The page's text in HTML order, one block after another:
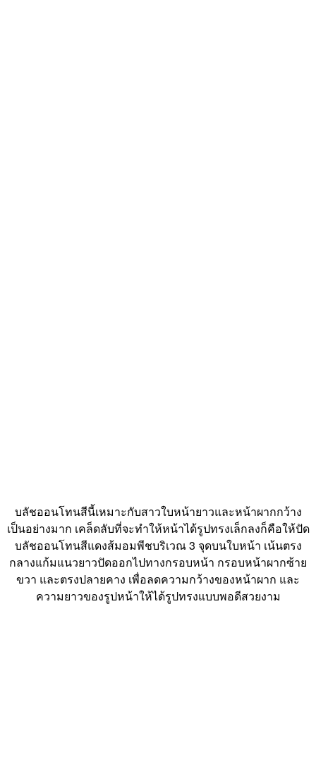
บลัชออนโทนสีนี้เหมาะกับสาวใบหน้ายาวและหน้าผากกว้าง
เป็นอย่างมาก เคล็ดลับที่จะทำให้หน้าได้รูปทรงเล็กลงก็คือให้ปัด
บลัชออนโทนสีแดงส้มอมพีชบริเวณ 3 จุดบนใบหน้า เน้นตรง
กลางแก้มแนวยาวปัดออกไปทางกรอบหน้า กรอบหน้าผากซ้าย
ขวา และตรงปลายคาง เพื่อลดความกว้างของหน้าผาก และ
ความยาวของรูปหน้าให้ได้รูปทรงแบบพอดีสวยงาม